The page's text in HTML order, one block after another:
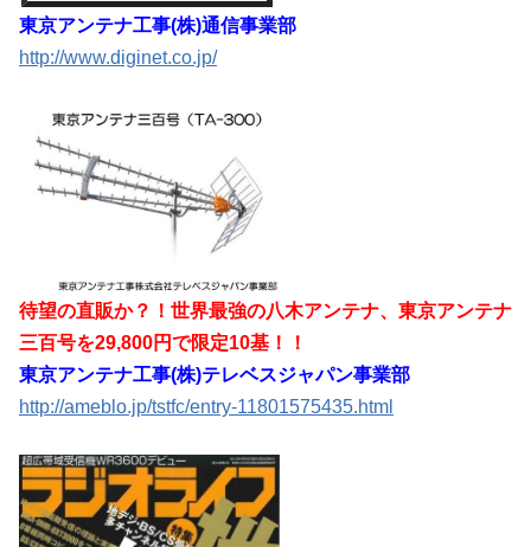
東京アンテナ工事(株)通信事業部
http://www.diginet.co.jp/
待望の直販か？！世界最強の八木アンテナ、東京アンテナ
三百号を29,800円で限定10基！！
東京アンテナ工事(株)テレベスジャパン事業部
http://ameblo.jp/tstfc/entry-11801575435.html